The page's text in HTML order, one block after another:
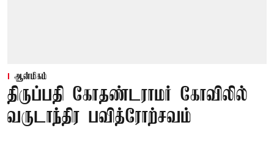
ஆன்மிகம்
திருப்பதி கோதண்டராமர் கோவிலில்
வருடாந்திர பவித்ரோற்சவம்